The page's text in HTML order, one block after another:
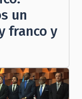
un
franco y